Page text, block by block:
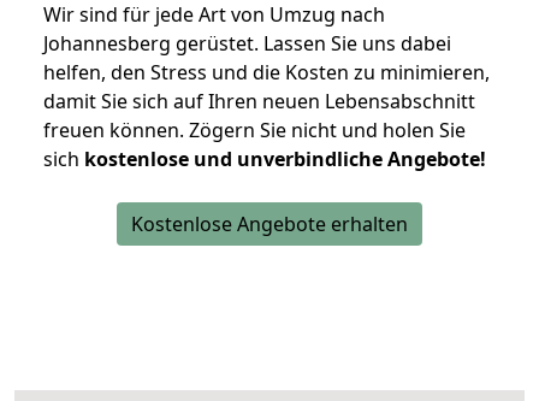
Wir sind für jede Art von Umzug nach
Johannesberg gerüstet. Lassen Sie uns dabei
helfen, den Stress und die Kosten zu minimieren,
damit Sie sich auf Ihren neuen Lebensabschnitt
freuen können. Zögern Sie nicht und holen Sie
sich kostenlose und unverbindliche Angebote!
Kostenlose Angebote erhalten